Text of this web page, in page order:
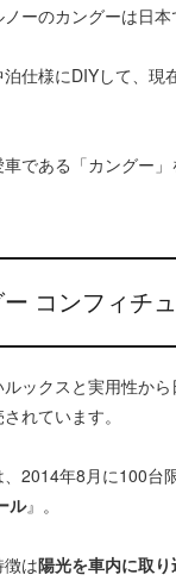
ーのカングーは日本
仕様にDIYして、現
である「カングー
コンフィチュ
ックスと実用性か
れています。
2014年8月に100台
ル』。
は陽光を車内に取